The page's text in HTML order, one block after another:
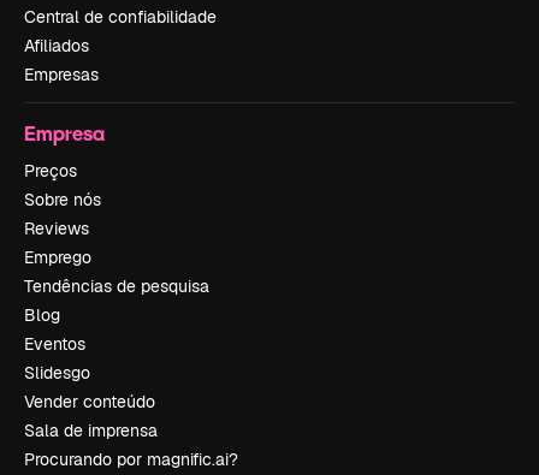
Central de confiabilidade
Afiliados
Empresas
Empresa
Preços
Sobre nós
Reviews
Emprego
Tendências de pesquisa
Blog
Eventos
Slidesgo
Vender conteúdo
Sala de imprensa
Procurando por magnific.ai?